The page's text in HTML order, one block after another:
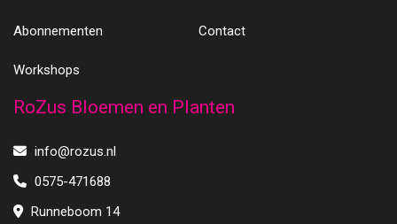
Abonnementen Contact
Workshops
RoZus Bloemen en Planten
info@rozus.nl
0575-471688
Runneboom 14